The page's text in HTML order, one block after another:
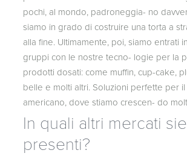
pochi, al mondo, padroneggia- no
siamo in grado di costruire una torta a
alla fine. Ultimamente, poi, siamo entrati
gruppi con le nostre tecno- logie per la
prodotti dosati: come muffin, cup-cake,
belle e molti altri. Soluzioni perfette per
americano, dove stiamo crescen- do
In quali altri mercati
presenti?